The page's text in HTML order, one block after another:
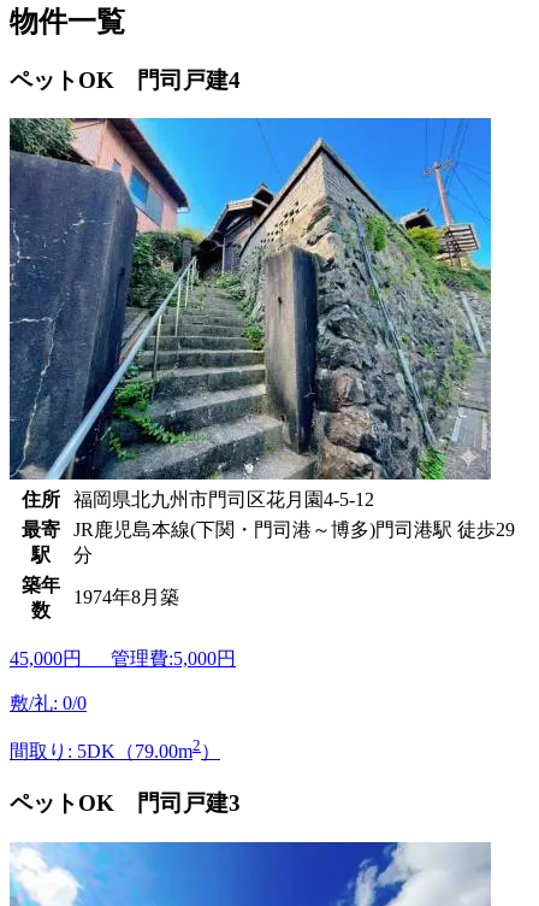
物件一覧
ペットOK 門司戸建4
住所
福岡県北九州市門司区花月園4-5-12
最寄
駅
JR鹿児島本線(下関・門司港～博多)門司港駅 徒歩29
分
築年
数
1974年8月築
45,000円 管理費:5,000円
敷/礼: 0/0
間取り: 5DK（79.00m2 ）
ペットOK 門司戸建3